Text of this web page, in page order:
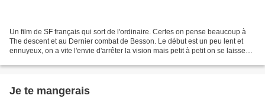
Un film de SF français qui sort de l'ordinaire. Certes on pense beaucoup à
The descent et au Dernier combat de Besson. Le début est un peu lent et
ennuyeux, on a vite l'envie d'arrêter la vision mais petit à petit on se laisse
Je te mangerais